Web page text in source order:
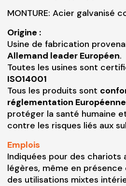
MONTURE: Acier galvanisé
Origine :
Usine de fabrication
Allemand leader Européen.
Toutes les usines sont
ISO14001
Tous les produits sont
réglementation Européenne
protéger la santé humaine
contre les risques liés aux
Emplois
Indiquées pour des chariots
légères, même en
des utilisations mixtes